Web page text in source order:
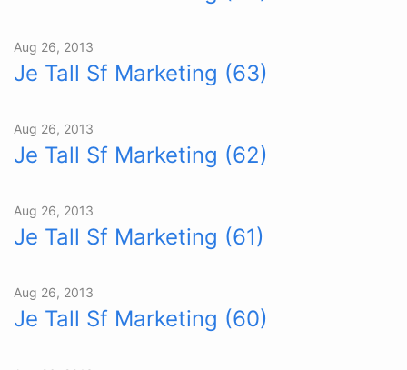
Aug 26, 2013
Je Tall Sf Marketing (63)
Aug 26, 2013
Je Tall Sf Marketing (62)
Aug 26, 2013
Je Tall Sf Marketing (61)
Aug 26, 2013
Je Tall Sf Marketing (60)